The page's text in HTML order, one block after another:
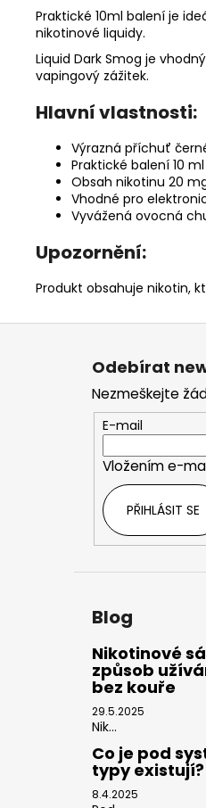
Praktické 10ml balení je
nikotinové liquidy.
Liquid Dark Smog je
vapingový zážitek.
Hlavní vlastnosti:
Výrazná příchuť
Praktické balení 10 ml
Obsah nikotinu 20
Vhodné pro
Vyvážená ovocná
Upozornění:
Produkt obsahuje nikotin,
Z
Odebírat
Nezmeškejte
E-mail
Vložením e-
PŘIHLÁSIT SE
Blog
Nikotinové
způsob
bez kouře
29.5.2025
Nik...
Co je pod
typy existují?
8.4.2025